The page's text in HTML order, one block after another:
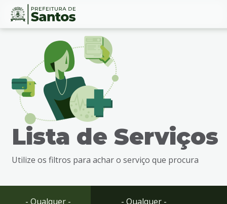
Ir
busca
Ir
Conteúdo
Lista de Serviços
Utilize os filtros para achar o serviço que procura
- Qualquer - - Qualquer -